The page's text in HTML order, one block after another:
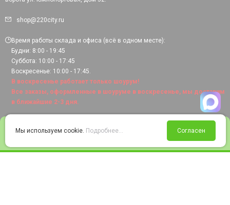
Войти Избранное Корзина
shop@220city.ru
Время работы склада и офиса (всё в одном месте):
Будни: 8:00 - 19:45
Суббота: 10:00 - 17:45
Воскресенье: 10:00 - 17:45.
В воскресенье работает только шоурум!
Все заказы, оформленные в шоуруме в воскресенье, мы доставим
в ближайшие 2-3 дня.
Мы используем cookie. Подробнее... Согласен